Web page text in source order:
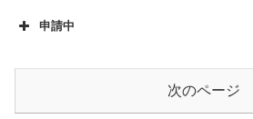
申請中
次のページ